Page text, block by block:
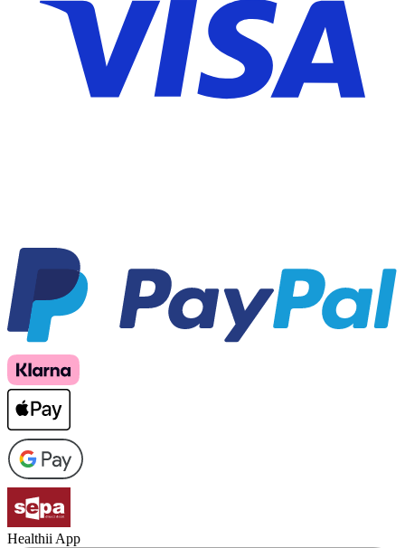
Healthii App